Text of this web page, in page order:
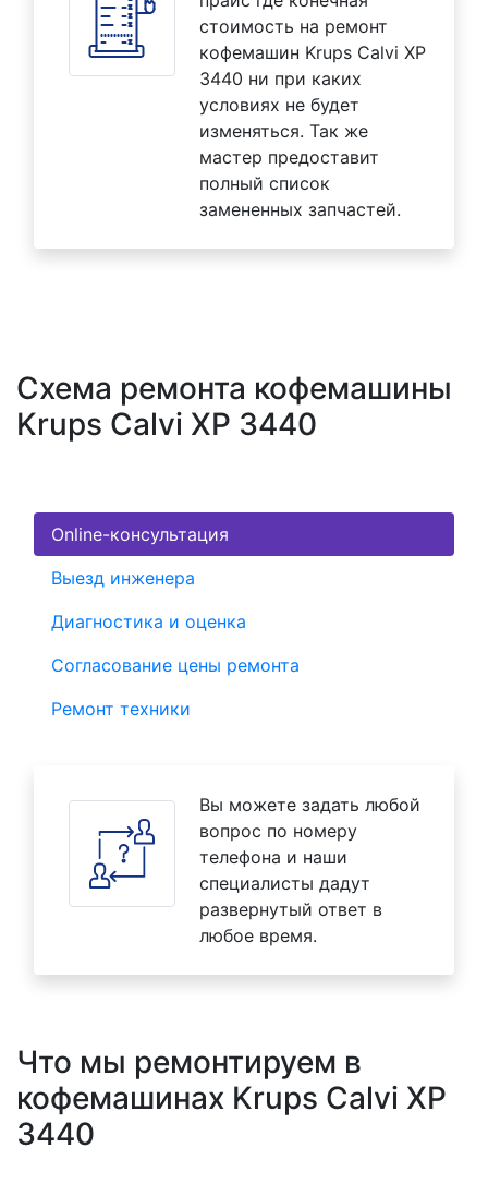
стоимость на ремонт
кофемашин Krups Calvi XP
3440 ни при каких
условиях не будет
изменяться. Так же
мастер предоставит
полный список
замененных запчастей.
Схема ремонта кофемашины
Krups Calvi XP 3440
Online-консультация
Выезд инженера
Диагностика и оценка
Согласование цены ремонта
Ремонт техники
Вы можете задать любой
вопрос по номеру
телефона и наши
специалисты дадут
развернутый ответ в
любое время.
Что мы ремонтируем в
кофемашинах Krups Calvi XP
3440